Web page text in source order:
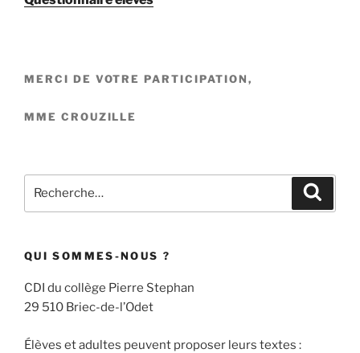
MERCI DE VOTRE PARTICIPATION,
MME CROUZILLE
pour
QUI SOMMES-NOUS ?
CDI du collège Pierre Stephan
29 510 Briec-de-l’Odet
Élèves et adultes peuvent proposer leurs textes :